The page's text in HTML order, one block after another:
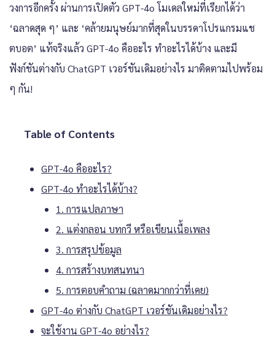
วงการอีกครั้ง ผ่านการเปิดตัว GPT-4o โมเดลใหม่ที่เรียกได้ว่า
‘ฉลาดสุด ๆ’ และ ‘คล้ายมนุษย์มากที่สุดในบรรดาโปรแกรมแช
ตบอต’ แท้จริงแล้ว GPT-4o คืออะไร ทำอะไรได้บ้าง และมี
ฟังก์ชันต่างกับ ChatGPT เวอร์ชันเดิมอย่างไร มาติดตามไปพร้อม
ๆ กัน!
Table of Contents
GPT-4o คืออะไร?
GPT-4o ทำอะไรได้บ้าง?
1. การแปลภาษา
2. แต่งกลอน บทกวี หรือเขียนเนื้อเพลง
3. การสรุปข้อมูล
4. การสร้างบทสนทนา
5. การตอบคำถาม (ฉลาดมากกว่าที่เคย)
GPT-4o ต่างกับ ChatGPT เวอร์ชันเดิมอย่างไร?
จะใช้งาน GPT-4o อย่างไร?